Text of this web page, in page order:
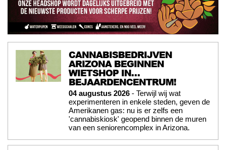
CANNABISBEDRIJVEN
ARIZONA BEGINNEN
WIETSHOP IN…
BEJAARDENCENTRUM!
04 augustus 2026 - Terwijl wij wat
experimenteren in enkele steden, geven de
Amerikanen gas: nu is er zelfs een
'cannabiskiosk' geopend binnen de muren
van een seniorencomplex in Arizona.